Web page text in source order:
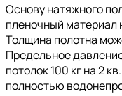
Основу натяжного
пленочный материал
Толщина полотна
Предельное
потолок 100 кг на 2
полностью